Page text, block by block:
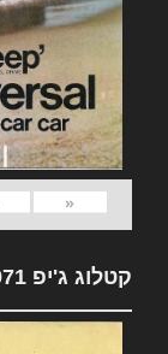
«
קטלוג ג'יפ 1971